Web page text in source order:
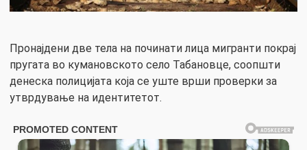
Пронајдени две тела на починати лица мигранти покрај
пругата во кумановското село Табановце, соопшти
денеска полицијата која се уште врши проверки за
утврдување на идентитетот.